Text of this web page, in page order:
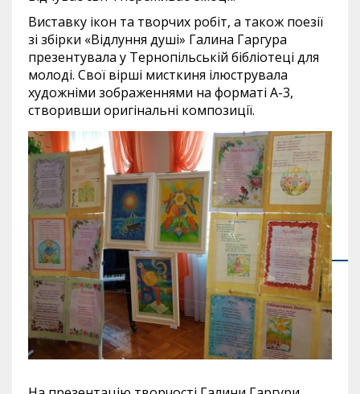
Виставку ікон та творчих робіт, а також поезії
зі збірки «Відлуння душі» Галина Гаргура
презентувала у Тернопільській бібліотеці для
молоді. Свої вірші мисткиня ілюструвала
художніми зображеннями на форматі А-3,
створивши оригінальні композиції.